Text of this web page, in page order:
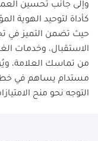
وإلى جانب تحسين
كأداة لتوحيد الهوية
حيث تضمن التميز في
الاستقبال، وخدمات
من تماسك العلامة،
مستدام يساهم في خطة
التوجه نحو منح